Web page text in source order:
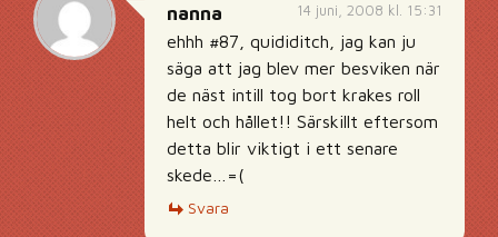
14 juni, 2008 kl. 15:31
nanna
ehhh #87, quididitch, jag kan ju
säga att jag blev mer besviken när
de näst intill tog bort krakes roll
helt och hållet!! Särskillt eftersom
detta blir viktigt i ett senare
skede…=(
Svara